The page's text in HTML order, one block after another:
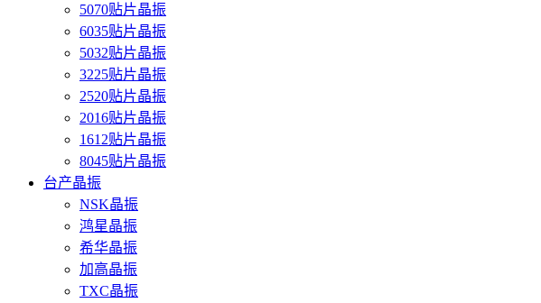
5070贴片晶振
6035贴片晶振
5032贴片晶振
3225贴片晶振
2520贴片晶振
2016贴片晶振
1612贴片晶振
8045贴片晶振
台产晶振
NSK晶振
鸿星晶振
希华晶振
加高晶振
TXC晶振